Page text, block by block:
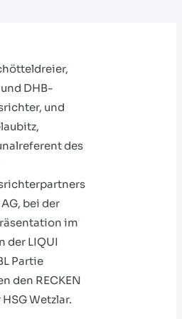
DHB-
und
des
bei der
im
der LIQUI
Partie
den RECKEN
Wetzlar.